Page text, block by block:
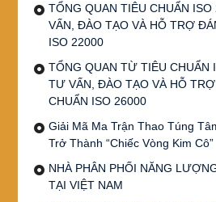
TỔNG QUAN TIÊU CHUẨN
VẤN, ĐÀO TẠO VÀ HỖ TRỢ
ISO 22000
TỔNG QUAN TỪ TIÊU CHUẨN
TƯ VẤN, ĐÀO TẠO VÀ HỖ
CHUẨN ISO 26000
Giải Mã Ma Trận Thao Túng
Trở Thành “Chiếc Vòng Kim Cô”
NHÀ PHÂN PHỐI NĂNG
TẠI VIỆT NAM